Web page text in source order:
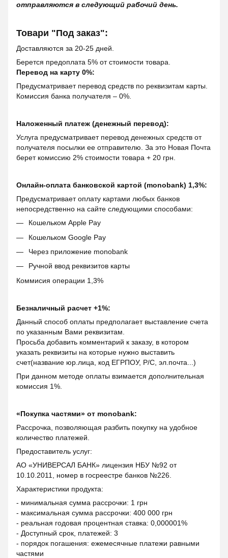
отправляются в следующий рабочий день.
Товари "Под заказ":
Доставляются за 20-25 дней.
Берется предоплата 5% от стоимости товара.
Перевод на карту 0%:
Предусматривает перевод средств по реквизитам карты.
Комиссия банка получателя – 0%.
Наложенный платеж (денежный перевод):
Услуга предусматривает перевод денежных средств от
получателя посылки ее отправителю. За это Новая Почта
берет комиссию 2% стоимости товара + 20 грн.
Онлайн-оплата банковской картой (monobank) 1,3%:
Предусматривает оплату картами любых банков
непосредственно на сайте следующими способами:
Кошельком Apple Pay
Кошельком Google Pay
Через приложение monobank
Ручной ввод реквизитов карты
Коммисия операции 1,3%
Безналичный расчет +1%:
Данный способ оплаты предполагает выставление счета
по указанным Вами реквизитам.
Просьба добавить комментарий к заказу, в котором
указать реквизиты на которые нужно выставить
счет(название юр.лица, код ЕГРПОУ, Р/С, эл.почта...)
При данном методе оплаты взимается дополнительная
комиссия 1%.
«Покупка частями» от monobank:
Рассрочка, позволяющая разбить покупку на удобное
количество платежей.
Предоставитель услуг:
АО «УНИВЕРСАЛ БАНК» лицензия НБУ №92 от
10.10.2011, номер в госреестре банков №226.
Характеристики продукта:
- минимальная сумма рассрочки: 1 грн
- максимальная сумма рассрочки: 400 000 грн
- реальная годовая процентная ставка: 0,000001%
- Доступный срок, платежей: 3
- порядок погашения: ежемесячные платежи равными
частями